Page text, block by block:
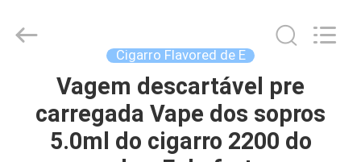
CASA
PRODUTOS
Ltd..
Cigarro Flavored de E
Vagem descartável pre
carregada Vape dos sopros
5.0ml do cigarro 2200 do